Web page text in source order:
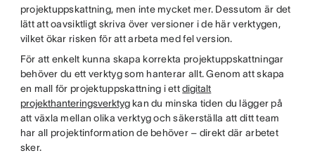
projektuppskattning, men inte mycket mer. Dessutom är det
lätt att oavsiktligt skriva över versioner i de här verktygen,
vilket ökar risken för att arbeta med fel version.
För att enkelt kunna skapa korrekta projektuppskattningar
behöver du ett verktyg som hanterar allt. Genom att skapa
en mall för projektuppskattning i ettdigitalt
projekthanteringsverktygkan du minska tiden du lägger på
att växla mellan olika verktyg och säkerställa att ditt team
har all projektinformation de behöver – direkt där arbetet
sker.